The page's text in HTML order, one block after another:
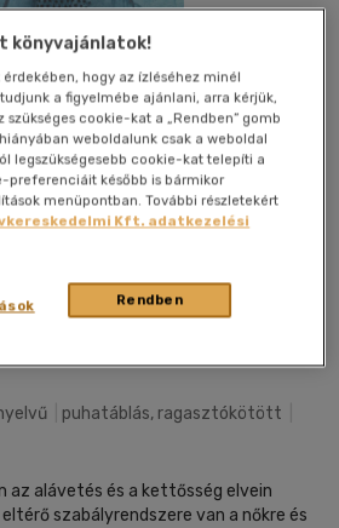
puhatáblás, ragasztókötött
az alávetés és a kettősség elvein
szabályrendszere van a nőkre és
könyvajánlatok!
érdekében, hogy az ízléséhez minél
a figyelmébe ajánlani, arra kérjük,
cookie-kat a „Rendben” gomb
weboldalunk csak a weboldal
legszükségesebb cookie-kat telepíti a
preferenciáit később is bármikor
menüpontban. További részletekért
Kft. adatkezelési
Rendben